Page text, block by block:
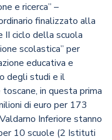
e ricerca” –
finalizzato alla
II ciclo della scuola
scolastica” per
educativa e
degli studi e il
in questa prima
di euro per 173
Inferiore stanno
10 scuole (2 Istituti